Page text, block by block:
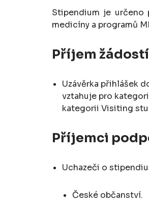
Stipendium je určeno
medicíny a programů
Příjem
Uzávěrka přihlášek
vztahuje pro
kategorii Visiting
Příjemci
Uchazeči o
České občanství.